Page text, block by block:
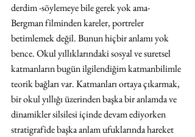
derdim -söylemeye bile gerek yok ama-
Bergman filminden kareler, portreler
betimlemek değil. Bunun hiçbir anlamı yok
bence. Okul yıllıklarındaki sosyal ve suretsel
katmanların bugün ilgilendiğim katmanbilimle
teorik bağları var. Katmanları ortaya çıkarmak,
bir okul yıllığı üzerinden başka bir anlamda ve
dinamikler silsilesi içinde devam ediyorken
stratigrafide başka anlam ufuklarında hareket